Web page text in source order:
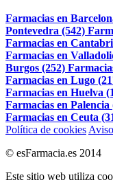
Farmacias en
Pontevedra (542)
Farmacias en
Farmacias en
Burgos (252)
Farmacias en Lugo
Farmacias en Huelva
Farmacias en Palencia
Farmacias en Ceuta
Política de cookies
© esFarmacia.es 2014
Este sitio web utiliza